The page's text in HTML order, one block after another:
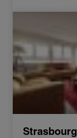
Vente
Strasbourg